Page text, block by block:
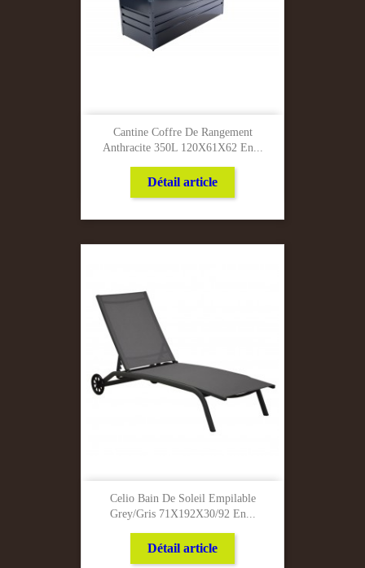
Cantine Coffre De Rangement
Anthracite 350L 120X61X62 En...
Détail article
Celio Bain De Soleil Empilable
Grey/Gris 71X192X30/92 En...
Détail article